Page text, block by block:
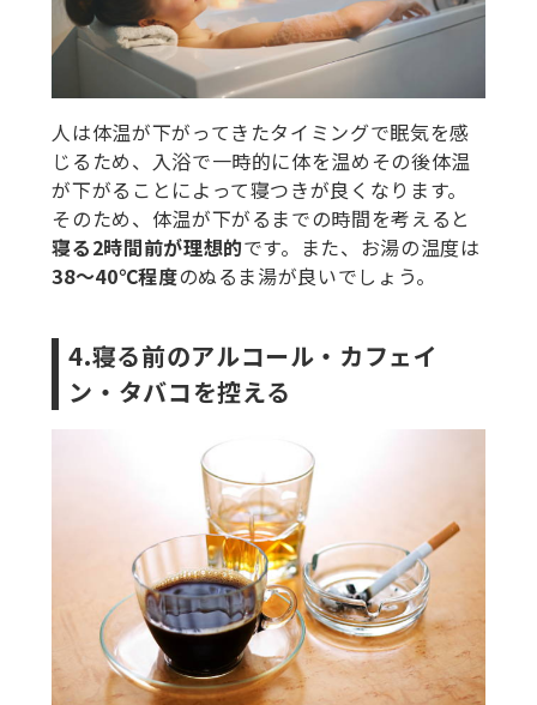
人は体温が下がってきたタイミングで眠気を感
じるため、入浴で一時的に体を温めその後体温
が下がることによって寝つきが良くなります。
そのため、体温が下がるまでの時間を考えると
寝る2時間前が理想的です。また、お湯の温度は
38～40℃程度のぬるま湯が良いでしょう。
4.寝る前のアルコール・カフェイ
ン・タバコを控える